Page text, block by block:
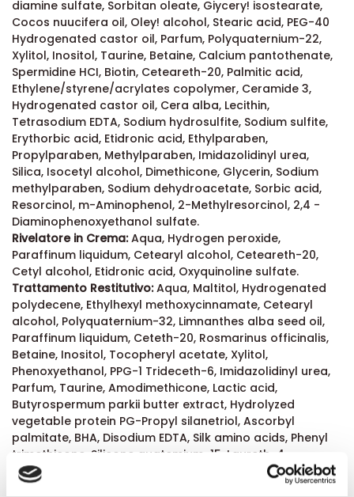
diamine sulfate, Sorbitan oleate, Giycery! isostearate,
Cocos nuucifera oil, Oley! alcohol, Stearic acid, PEG-40
Hydrogenated castor oil, Parfum, Polyquaternium-22,
Xylitol, Inositol, Taurine, Betaine, Calcium pantothenate,
Spermidine HCI, Biotin, Ceteareth-20, Palmitic acid,
Ethylene/styrene/acrylates copolymer, Ceramide 3,
Hydrogenated castor oil, Cera alba, Lecithin,
Tetrasodium EDTA, Sodium hydrosulfite, Sodium sulfite,
Erythorbic acid, Etidronic acid, Ethylparaben,
Propylparaben, Methylparaben, Imidazolidinyl urea,
Silica, Isocetyl alcohol, Dimethicone, Glycerin, Sodium
methylparaben, Sodium dehydroacetate, Sorbic acid,
Resorcinol, m-Aminophenol, 2-Methylresorcinol, 2,4 -
Diaminophenoxyethanol sulfate.
Rivelatore in Crema:Aqua, Hydrogen peroxide,
Paraffinum liquidum, Cetearyl alcohol, Ceteareth-20,
Cetyl alcohol, Etidronic acid, Oxyquinoline sulfate.
Trattamento Restitutivo:Aqua, Maltitol, Hydrogenated
polydecene, Ethylhexyl methoxycinnamate, Cetearyl
alcohol, Polyquaternium-32, Limnanthes alba seed oil,
Paraffinum liquidum, Ceteth-20, Rosmarinus officinalis,
Betaine, Inositol, Tocopheryl acetate, Xylitol,
Phenoxyethanol, PPG-1 Trideceth-6, Imidazolidinyl urea,
Parfum, Taurine, Amodimethicone, Lactic acid,
Butyrospermum parkii butter extract, Hydrolyzed
vegetable protein PG-Propyl silanetriol, Ascorbyl
palmitate, BHA, Disodium EDTA, Silk amino acids, Phenyl
trimethicone, Silicone quatemium-15, Laureth-4,
Cetrimonium chloride, Polyglyceryl-3 Distearate, Sodium
hydroxide, Calcium pantothenate, Spermidine HCI, Biotin.